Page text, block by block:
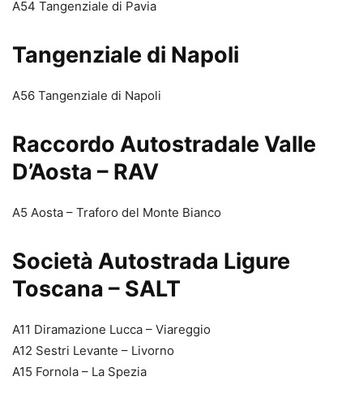
A54 Tangenziale di Pavia
Tangenziale di Napoli
A56 Tangenziale di Napoli
Raccordo Autostradale Valle
D’Aosta – RAV
A5 Aosta – Traforo del Monte Bianco
Società Autostrada Ligure
Toscana – SALT
A11 Diramazione Lucca – Viareggio
A12 Sestri Levante – Livorno
A15 Fornola – La Spezia